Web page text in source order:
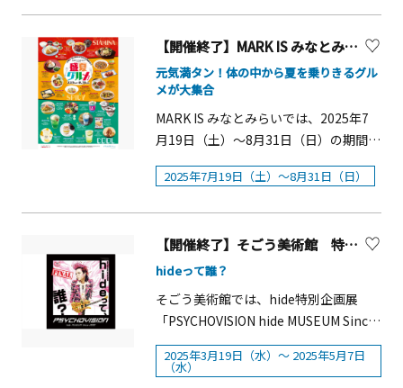
（25種のカフェフリー）&nbsp;※いち
アルコールのへ変更可能&nbsp;「クリ
スマスハイティー」 概要2025年12月19
日（金）〜12月25日（木）の18時以降
限定で、5種のオードヴルとスイーツが
一緒に楽しめる英国式「ハイティー」
とグラスシャンパンを堪能できる特別
なプラン「クリスマスハイティー」が
に彩るオードヴルとホテルシェイプの
スタンドに並んだパティシエ特製のス
イーツを楽しめます。また、お土産と
して持ち帰ることができるホテルシェ
いたコースもご用意されています。
&nbsp;■ 期間：2025年12月19日
ガー／鴨スモーク ゆり根 柚子 キッシュ
ンブル＜スコーン＞豆乳ときなこのス
コーン ※メニュー内容は仕入れなどの
状況により変更になる場合がありま
す。
総力を挙げてお届けする、魅力満載の9
日間となります。 チャーミングセール
期間中は街中にオリジナルソングが流
れ、普段の落ち着いた雰囲気とはひと
味違う、活気ある街並みに。街全体
たします。概要■開催期間：2026年2月
間：各店により異なります■主催：協
同組合元町エスエス会【元町ショッピ
ングストリート】横浜の開港当時、居
店が集まったことから始まった歴史あ
る商店街。1970年代から80年代に流行
したトラディショナル・スタイルのフ
ァッション・通称「ハマトラ」の発祥
られた「苺ショートケーキ」や桜の花
びらが舞う「桜タルト」、ピンクにき
らめく「桜ヴェリーヌ」など、華やか
で愛らしいスイーツとともにティータ
イムをお楽しみください。スコーンは
バニラの2種をご用意。自家製無添加ス
ーにも、春らしく桜を使用した「桜花
小海老 青豆 クリアートマトのジュレ」
ベリーローフ」など、全4種ご用意いた
します。ドリンクには、「あなたにお
似合いの紅茶がきっと見つかる」がコ
ンセプトの横浜元町紅茶専門店「ラ・
【開催終了】MARK IS みなとみらい「盛夏グルメ！フェア」
元気満タン！体の中から夏を乗りきるグル
メが大集合
MARK IS みなとみらいでは、2025年7
月19日（土）～8月31日（日）の期間限
定で、暑い時こそ食べたい「ひんや
り」「スパイシー」「スタミナ」をテ
ます。&nbsp;数量限定メニューやテイ
クアウトOKメニュー、デリバリー可能
メニューなど、夏にピッタリのグル
メ・スイーツをご用意しております。
ニューを堪能したり、夏の青空の下で
ひんやりメニューをテイクアウトする
2025年7月19日（土）～8月31日（日）
【開催終了】そごう美術館 特別企画展『PSYCHOVISION hide MUSEUM Since 2000』FINAL
hideって誰？
そごう美術館では、hide特別企画展
「PSYCHOVISION hide MUSEUM Since
2000（サイコビジョン ヒデ ミュージア
ム シンス 2000）」を&nbsp;3 月19日
2025年3月19日（水）～ 2025年5月7日
（水）